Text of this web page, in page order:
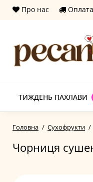
Про нас
ТИЖДЕНЬ ПАХЛАВИ
Головна Сухофрукти
Чорниця